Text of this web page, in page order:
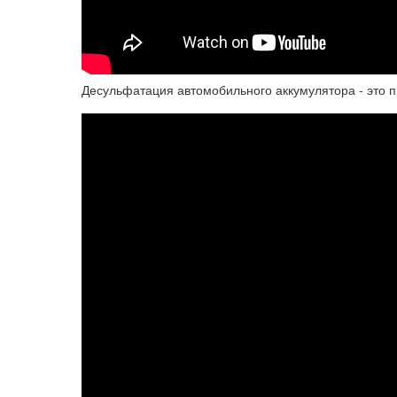
Десульфатация автомобильного аккумулятора - это